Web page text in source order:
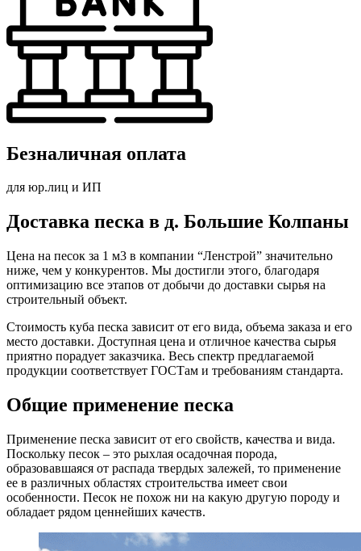
Безналичная оплата
для юр.лиц и ИП
Доставка песка в д. Большие Колпаны
Цена на песок за 1 м3 в компании “Ленстрой” значительно
ниже, чем у конкурентов. Мы достигли этого, благодаря
оптимизацию все этапов от добычи до доставки сырья на
строительный объект.
Стоимость куба песка зависит от его вида, объема заказа и его
место доставки. Доступная цена и отличное качества сырья
приятно порадует заказчика. Весь спектр предлагаемой
продукции соответствует ГОСТам и требованиям стандарта.
Общие применение песка
Применение песка зависит от его свойств, качества и вида.
Поскольку песок – это рыхлая осадочная порода,
образовавшаяся от распада твердых залежей, то применение
ее в различных областях строительства имеет свои
особенности. Песок не похож ни на какую другую породу и
обладает рядом ценнейших качеств.